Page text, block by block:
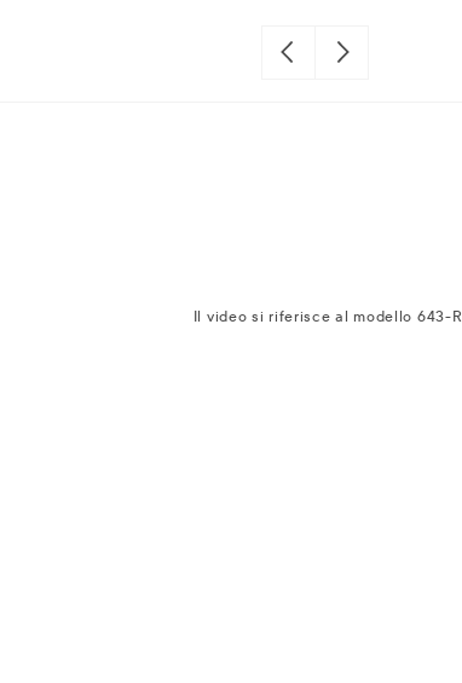
Il video si riferisce al modello 643-R